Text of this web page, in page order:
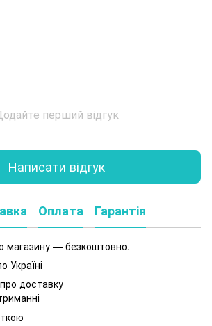
перший відгук
Написати відгук
Оплата Гарантія
магазину — безкоштовно.
Україні
доставку